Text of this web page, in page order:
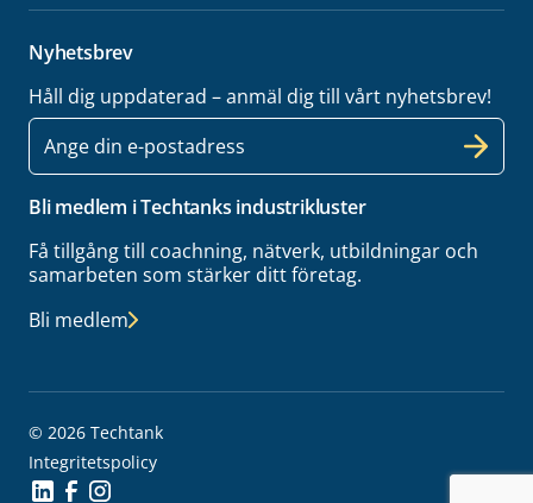
Nyhetsbrev
Håll dig uppdaterad – anmäl dig till vårt nyhetsbrev!
E-
post
Bli medlem i Techtanks industrikluster
Få tillgång till coachning, nätverk, utbildningar och
samarbeten som stärker ditt företag.
Bli medlem
© 2026 Techtank
Integritetspolicy
Social Icon
Social Icon
Social Icon